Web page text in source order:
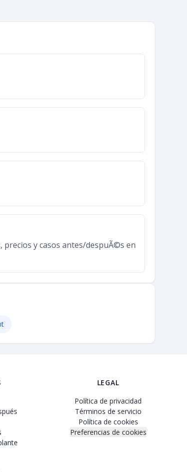
precios y casos antes/despuÃ©s en
LEGAL
Política de privacidad
Términos de servicio
Política de cookies
Preferencias de cookies